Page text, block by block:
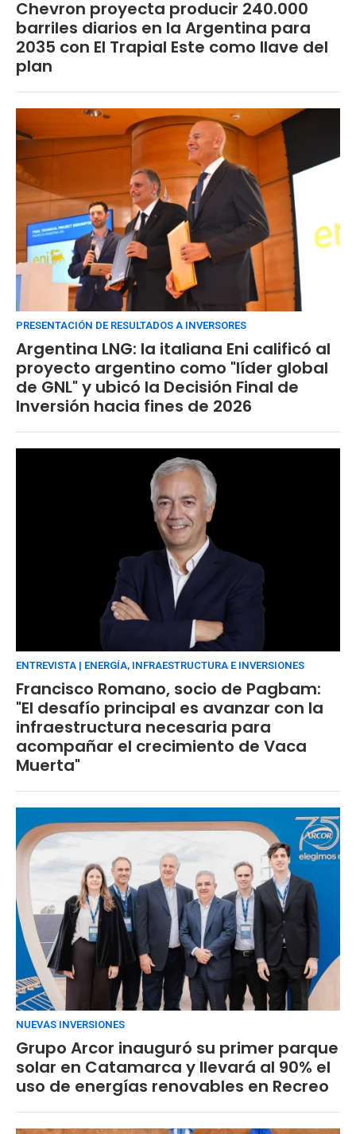
Chevron proyecta producir 240.000
barriles diarios en la Argentina para
2035 con El Trapial Este como llave del
plan
PRESENTACIÓN DE RESULTADOS A INVERSORES
Argentina LNG: la italiana Eni calificó al
proyecto argentino como "líder global
de GNL" y ubicó la Decisión Final de
Inversión hacia fines de 2026
ENTREVISTA | ENERGÍA, INFRAESTRUCTURA E INVERSIONES
Francisco Romano, socio de Pagbam:
"El desafío principal es avanzar con la
infraestructura necesaria para
acompañar el crecimiento de Vaca
Muerta"
NUEVAS INVERSIONES
Grupo Arcor inauguró su primer parque
solar en Catamarca y llevará al 90% el
uso de energías renovables en Recreo